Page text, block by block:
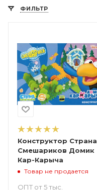
ФИЛЬТР
Конструктор Страна
Смешариков Домик
Кар-Карыча
Товар не продается
ОПТ от 5 тыс.